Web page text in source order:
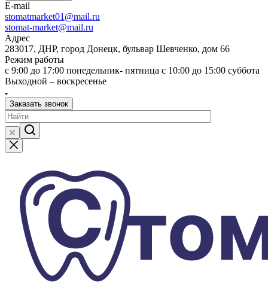
E-mail
stomatmarket01@mail.ru
stomat-market@mail.ru
Адрес
283017, ДНР, город Донецк, бульвар Шевченко, дом 66
Режим работы
с 9:00 до 17:00 понедельник- пятница с 10:00 до 15:00 суббота
Выходной – воскресенье
Заказать звонок